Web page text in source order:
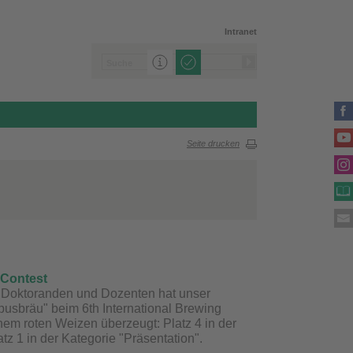
Intranet
Seite drucken
und Dozenten hat unser
beim 6th International Brewing
roten Weizen überzeugt: Platz 4 in der
1 in der Kategorie "Präsentation".